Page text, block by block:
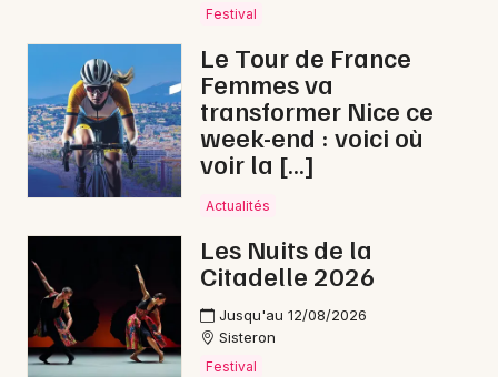
Festival
Le Tour de France
Femmes va
transformer Nice ce
week-end : voici où
voir la […]
Actualités
Les Nuits de la
Citadelle 2026
Jusqu'au 12/08/2026
Sisteron
Festival